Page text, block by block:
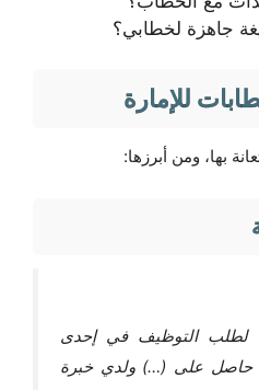
جاهزة لخطابي؟
للإمارة
بها، ومن أبرزها:
لطلب التوظيف في إحدى
حاصل على (…) ولدي خبرة